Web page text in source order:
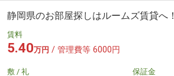
静岡県のお部屋探しはルームズ賃貸へ！
賃料
5.40万円 / 管理費等 6000円
敷 / 礼 保証金